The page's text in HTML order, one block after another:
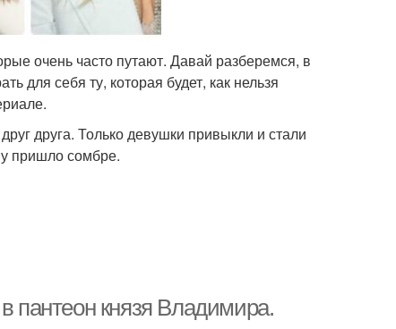
очень часто путают. Давай разберемся, в
для себя ту, которая будет, как нельзя
друга. Только девушки привыкли и стали
пришло сомбре.
пантеон князя Владимира.